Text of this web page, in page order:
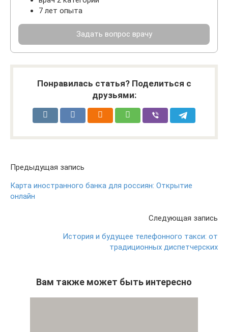
7 лет опыта
Задать вопрос врачу
Понравилась статья? Поделиться с
друзьями:
Предыдущая запись
Карта иностранного банка для россиян: Открытие
онлайн
Следующая запись
История и будущее телефонного такси: от
традиционных диспетчерских
Вам также может быть интересно